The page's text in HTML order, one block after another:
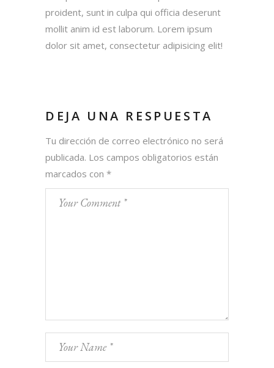
proident, sunt in culpa qui officia deserunt
mollit anim id est laborum. Lorem ipsum
dolor sit amet, consectetur adipisicing elit!
DEJA UNA RESPUESTA
Tu dirección de correo electrónico no será
publicada. Los campos obligatorios están
marcados con *